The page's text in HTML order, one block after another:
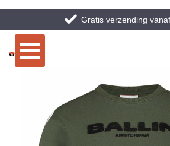
Gratis verzending